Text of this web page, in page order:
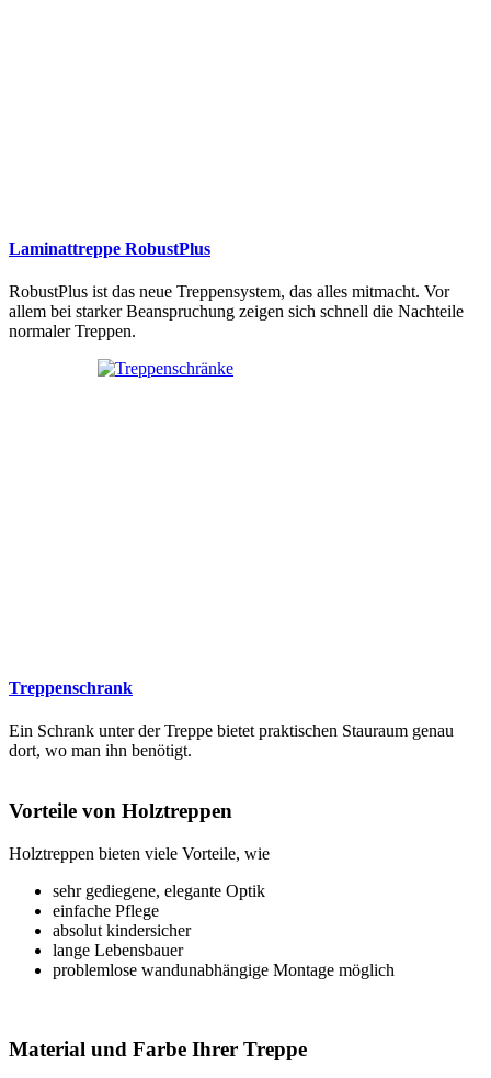
Laminattreppe RobustPlus
RobustPlus ist das neue Treppensystem, das alles mitmacht. Vor
allem bei starker Beanspruchung zeigen sich schnell die Nachteile
normaler Treppen.
Treppenschrank
Ein Schrank unter der Treppe bietet praktischen Stauraum genau
dort, wo man ihn benötigt.
Vorteile von Holztreppen
Holztreppen bieten viele Vorteile, wie
sehr gediegene, elegante Optik
einfache Pflege
absolut kindersicher
lange Lebensbauer
problemlose wandunabhängige Montage möglich
Material und Farbe Ihrer Treppe